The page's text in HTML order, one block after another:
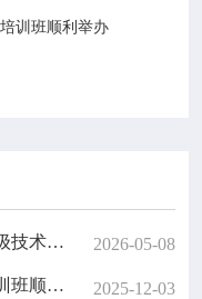
训班顺利举办
2026年基本公共卫生服务项目省级技术指导专家培训班顺利完成 2026-05-08
2025年慢病患者健康管理技术培训班顺利举办 2025-12-03